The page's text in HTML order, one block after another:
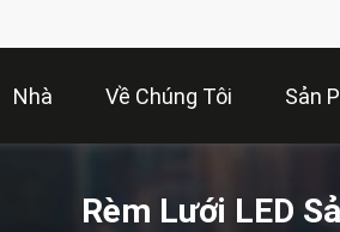
Nhà Về Chúng Tôi Sản
Rèm Lưới LED